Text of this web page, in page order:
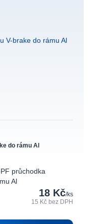
do rámu Al
průchodka
Al
18 Kč/ks
15 Kčbez DPH